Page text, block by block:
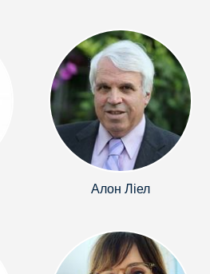
Алон Ліел